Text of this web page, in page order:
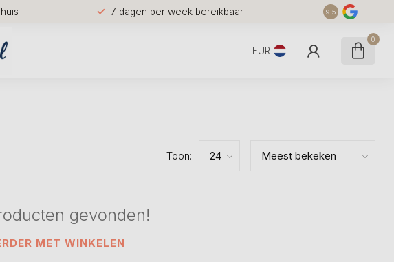
7 dagen per week bereikbaar 9.5
EUR
0
Toon:
gevonden!
MET WINKELEN